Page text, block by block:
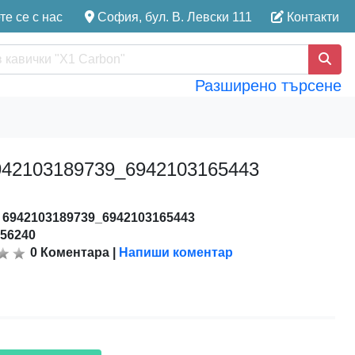
се с нас София, бул. В. Левски 111 Контакти
Разширено търсене
6942103189739_6942103165443
0 Коментара Напиши коментар